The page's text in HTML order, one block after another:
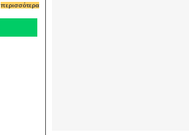
περισσότερα